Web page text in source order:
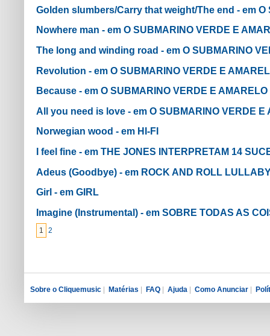
Golden slumbers/Carry that weight/The end - em O
Nowhere man - em O SUBMARINO VERDE E
The long and winding road - em O SUBMARINO
Revolution - em O SUBMARINO VERDE E
Because - em O SUBMARINO VERDE E AMARELO
All you need is love - em O SUBMARINO VERDE E
Norwegian wood - em HI-FI
I feel fine - em THE JONES INTERPRETAM 14
Adeus (Goodbye) - em ROCK AND ROLL
Girl - em GIRL
Imagine (Instrumental) - em SOBRE TODAS AS
1 2
Sobre o Cliquemusic | Matérias | FAQ | Ajuda | Como Anunciar |